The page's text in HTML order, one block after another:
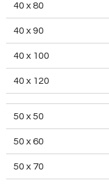
40 x 80
40 x 90
40 x 100
40 x 120
50 x 50
50 x 60
50 x 70